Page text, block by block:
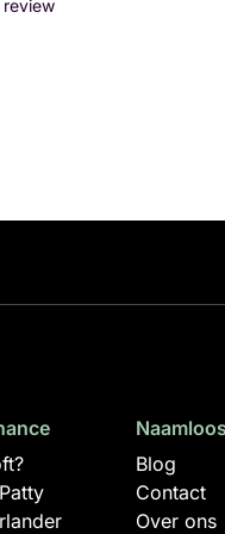
review
Blog
Contact
Over ons